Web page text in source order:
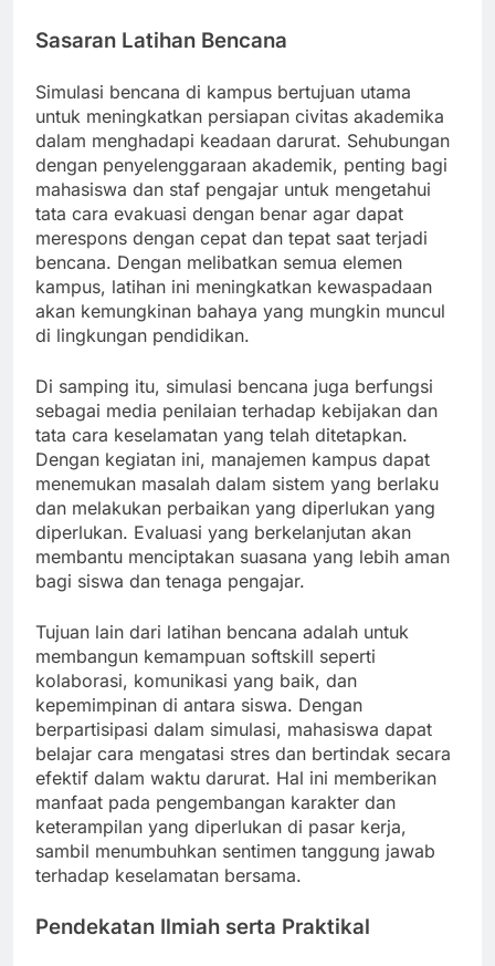
Sasaran Latihan Bencana
Simulasi bencana di kampus bertujuan utama
untuk meningkatkan persiapan civitas akademika
dalam menghadapi keadaan darurat. Sehubungan
dengan penyelenggaraan akademik, penting bagi
mahasiswa dan staf pengajar untuk mengetahui
tata cara evakuasi dengan benar agar dapat
merespons dengan cepat dan tepat saat terjadi
bencana. Dengan melibatkan semua elemen
kampus, latihan ini meningkatkan kewaspadaan
akan kemungkinan bahaya yang mungkin muncul
di lingkungan pendidikan.
Di samping itu, simulasi bencana juga berfungsi
sebagai media penilaian terhadap kebijakan dan
tata cara keselamatan yang telah ditetapkan.
Dengan kegiatan ini, manajemen kampus dapat
menemukan masalah dalam sistem yang berlaku
dan melakukan perbaikan yang diperlukan yang
diperlukan. Evaluasi yang berkelanjutan akan
membantu menciptakan suasana yang lebih aman
bagi siswa dan tenaga pengajar.
Tujuan lain dari latihan bencana adalah untuk
membangun kemampuan softskill seperti
kolaborasi, komunikasi yang baik, dan
kepemimpinan di antara siswa. Dengan
berpartisipasi dalam simulasi, mahasiswa dapat
belajar cara mengatasi stres dan bertindak secara
efektif dalam waktu darurat. Hal ini memberikan
manfaat pada pengembangan karakter dan
keterampilan yang diperlukan di pasar kerja,
sambil menumbuhkan sentimen tanggung jawab
terhadap keselamatan bersama.
Pendekatan Ilmiah serta Praktikal